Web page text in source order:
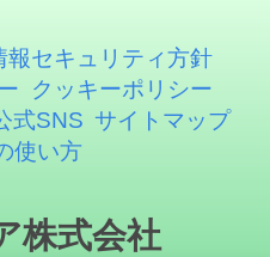
報セキュリティ方針
クッキーポリシー
式SNS サイトマップ
使い方
株式会社